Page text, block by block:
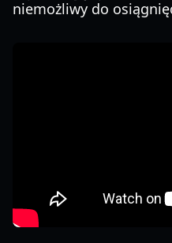
niemożliwy do